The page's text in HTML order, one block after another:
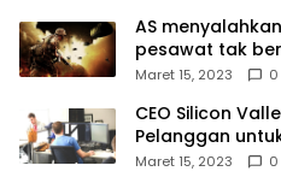
AS
pesawat tak
Moskow
Maret 15, 2023 0
CEO Silicon
Pelanggan
Mereka
Maret 15, 2023 0